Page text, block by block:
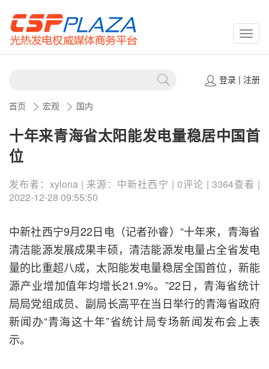
登录| 注册
首页 宏观 国内
十年来青海省太阳能发电量稳居中国首
位
发布者：xylona | 来源：中新社西宁 | 0评论 | 3364查看 |
2022-12-28 09:55:50
中新社西宁9月22日电（记者孙睿）“十年来，青海省
清洁能源发展成果丰硕，清洁能源发电量占全省发电
量的比重超八成，太阳能发电量稳居全国首位，新能
源产业增加值年均增长21.9%。”22日，青海省统计
局局党组成员、副局长高平在当日举行的青海省政府
新闻办“青海这十年”省统计局专场新闻发布会上表
示。